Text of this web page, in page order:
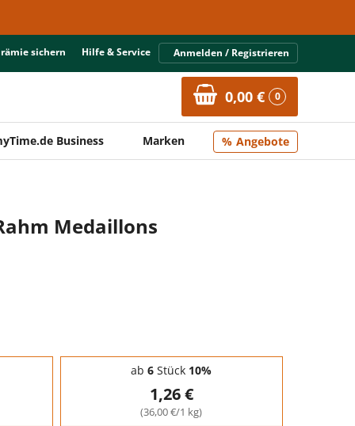
sichern Hilfe & Service Anmelden / Registrieren
0,00 € 0
Business Marken Angebote
Medaillons
ab 6 Stück 10%
1,26 €
(36,00 €/1 kg)